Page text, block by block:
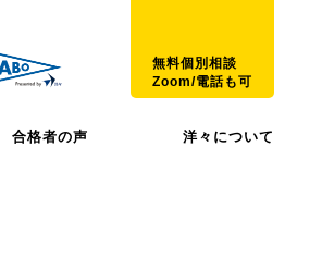
無料個別相談
Zoom/電話も可
合格者の声 洋々について